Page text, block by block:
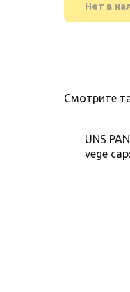
Нет в
Смотрите
UNS
vege